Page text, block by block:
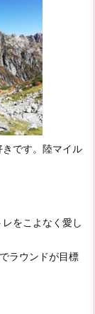
です。陸マイル
をこよなく愛し
ラウンドが目標